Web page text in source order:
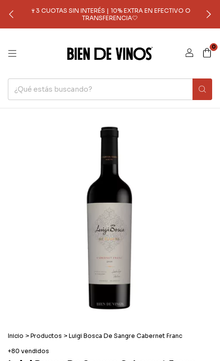
🍷3 CUOTAS SIN INTERÉS | 10% EXTRA EN EFECTIVO O
TRANSFERENCIA🤍
0
Inicio > Productos > Luigi Bosca De Sangre Cabernet Franc
+80 vendidos